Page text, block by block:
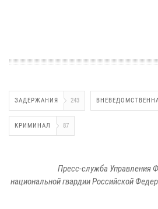
ЗАДЕРЖАНИЯ 243
КРИМИНАЛ 87
Пресс-служба Управления
национальной гвардии Российской